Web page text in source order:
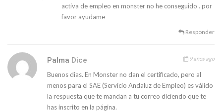
activa de empleo en monster no he conseguido . por
favor ayudame
Responder
Palma Dice 9 años ago
Buenos dias. En Monster no dan el certificado, pero al
menos para el SAE (Servicio Andaluz de Empleo) es válido
la respuesta que te mandan a tu correo diciendo que te
has inscrito en la página.